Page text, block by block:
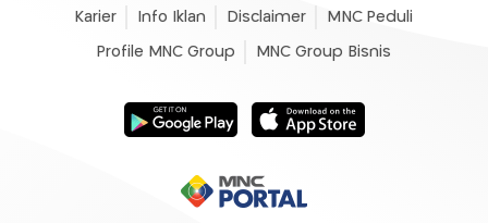
Karier Info Iklan Disclaimer MNC Peduli
Profile MNC Group MNC Group Bisnis